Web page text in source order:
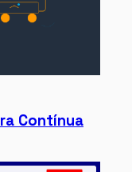
Contínua